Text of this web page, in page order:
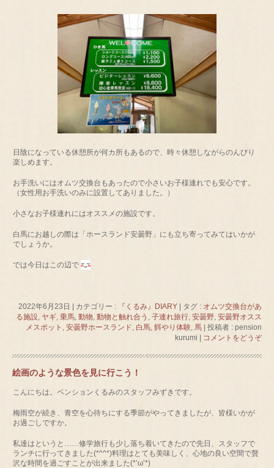
日陰になっている休憩所が何カ所もあるので、時々休憩しながらのんびり
楽しめます。
お手洗いにはオムツ交換台もあったので小さいお子様連れでも安心です。
（女性用お手洗いのみに設置してありました。）
小さなお子様連れにはオススメの施設です。
白馬にお越しの際は「ホースランド安曇野」にも立ち寄ってみてはいかが
でしょうか。
では今日はこの辺で
2022年6月23日 カテゴリー : 『くるみ』DIARY タグ : オムツ交換台があ
る施設, ヤギ, 乗馬, 動物, 動物と触れ合う , 子連れ旅行, 安曇野, 安曇野オスス
メスポット , 安曇野ホースランド, 白馬, 餌やり体験, 馬
投稿者 : pension
kurumi
コメントをどうぞ
絵画のような景色を見に行こう！
こんにちは。ペンションくるみのスタッフみずきです。
梅雨空が続き、青空を心待ちにする季節がやってきましたが、皆様いかが
お過ごしですか。
私達はというと……修学旅行も少し落ち着いてきたので先日、スタッフで
ランチに行ってきました(*^^*)料理はとても美味しく、心地の良い空間で贅
沢な時間を過ごすことが出来ました(*’ω’*)